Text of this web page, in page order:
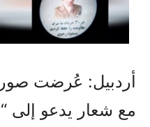
أردبيل: عُرضت
مع شعار يدعو إلى